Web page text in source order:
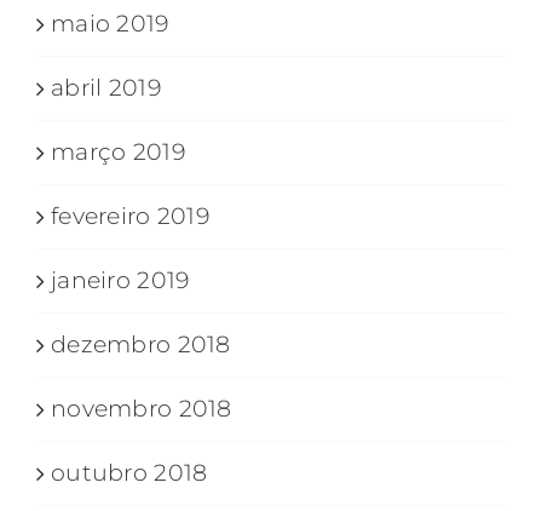
maio 2019
abril 2019
março 2019
fevereiro 2019
janeiro 2019
dezembro 2018
novembro 2018
outubro 2018